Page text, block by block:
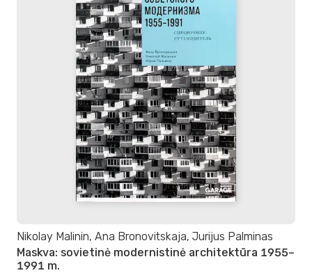
Nikolay Malinin, Ana Bronovitskaja, Jurijus Palminas
Maskva: sovietinė modernistinė architektūra 1955–
1991 m.